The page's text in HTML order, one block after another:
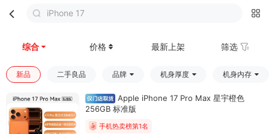
iPhone 17
综合 价格 最新上架 筛选
新品 二手良品 品牌 机身厚度 机身内存
Apple iPhone 17 Pro Max 星宇橙色
256GB 标准版
手机热卖榜第1名